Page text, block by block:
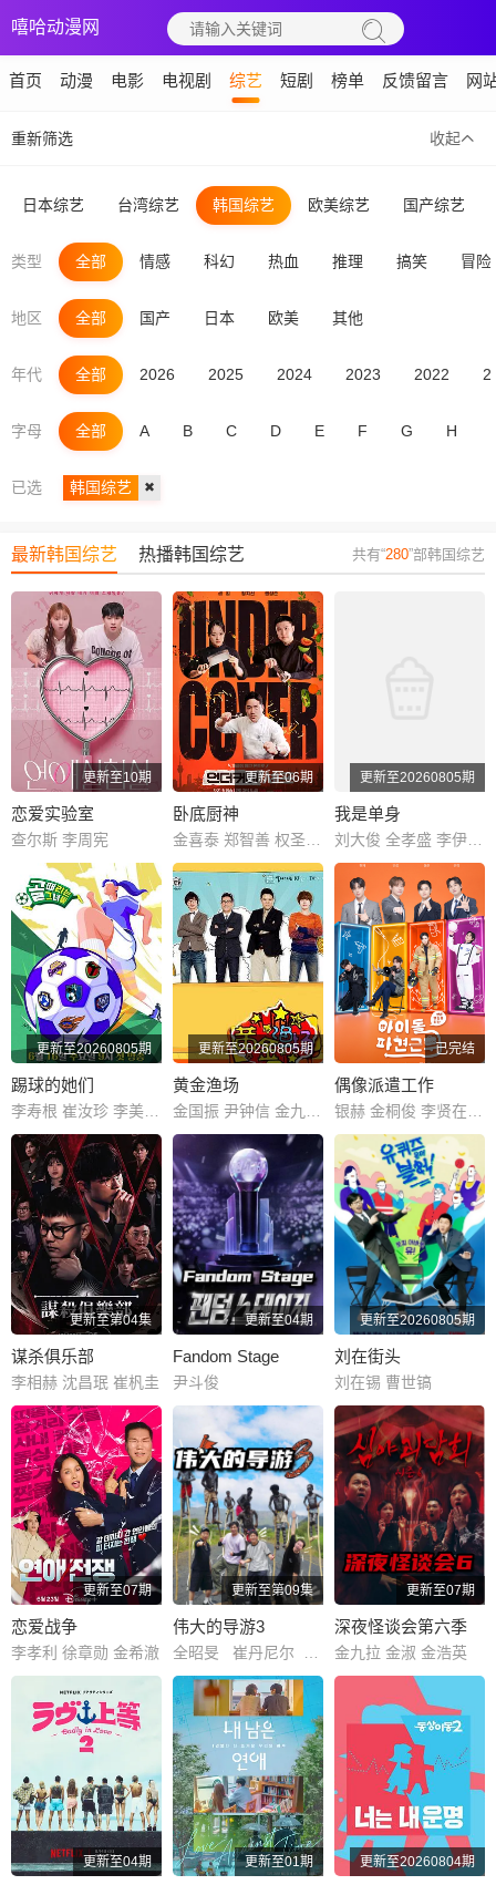
嘻哈动漫网
首页 动漫 电影 电视剧 综艺 短剧 榜单 反馈留言 网
重新筛选 收起
日本综艺 台湾综艺 韩国综艺 欧美综艺 国产综艺
类型 全部 情感 科幻 热血 推理 搞笑 冒险
地区 全部 国产 日本 欧美 其他
年代 全部 2026 2025 2024 2023 2022
字母 全部 A B C D E F G H
已选 韩国综艺
最新韩国综艺 热播韩国综艺 共有“280”部韩国综艺
更新至10期
恋爱实验室
查尔斯 李周宪
更新至06期
卧底厨神
更新至20260805期
我是单身
刘大俊 全孝盛 李伊庚 宋海娜
更新至20260805期
踢球的她们
更新至20260805期
黄金渔场
已完结
偶像派遣工作
更新至第04集
谋杀俱乐部
李相赫 沈昌珉 崔杋圭
更新至04期
Fandom Stage
尹斗俊
更新至20260805期
刘在街头
刘在锡 曹世镐
更新至07期
恋爱战争
李孝利 徐章勋 金希澈
更新至第09集
伟大的导游3
全昭旻 崔丹尼尔 金大浩
更新至07期
深夜怪谈会第六季
金九拉 金淑 金浩英
更新至04期 更新至01期 更新至20260804期